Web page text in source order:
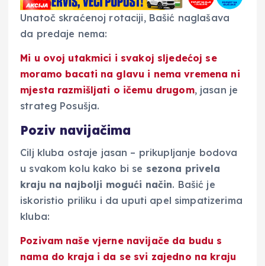
Unatoč skraćenoj rotaciji, Bašić naglašava
da predaje nema:
Mi u ovoj utakmici i svakoj sljedećoj se
moramo bacati na glavu i nema vremena ni
mjesta razmišljati o ičemu drugom, jasan je
strateg Posušja.
Poziv navijačima
Cilj kluba ostaje jasan – prikupljanje bodova
u svakom kolu kako bi se sezona privela
kraju na najbolji mogući način. Bašić je
iskoristio priliku i da uputi apel simpatizerima
kluba:
Pozivam naše vjerne navijače da budu s
nama do kraja i da se svi zajedno na kraju